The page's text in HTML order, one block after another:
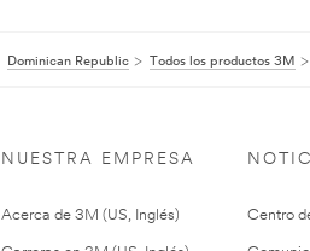
Dominican Republic Todos los productos 3M
NUESTRA EMPRESA
Acerca de 3M (US, Inglés) Centro